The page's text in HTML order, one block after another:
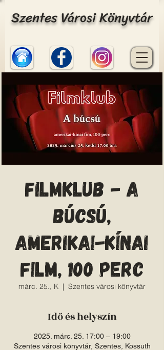
Szentes Városi Könyvtár
Filmklub - A
búcsú,
amerikai-kínai
film, 100 perc
márc. 25., K
  |
Szentes városi könyvtár
Idő és helyszín
2025. márc. 25. 17:00 – 19:00
Szentes városi könyvtár, Szentes, Kossuth